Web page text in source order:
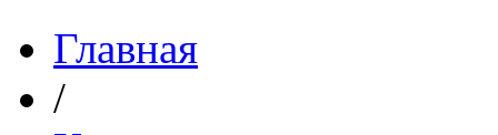
Главная
/